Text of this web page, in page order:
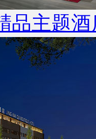
品主题